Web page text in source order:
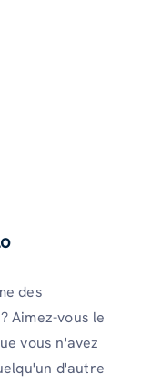
des
Aimez-vous le
vous n'avez
d'autre